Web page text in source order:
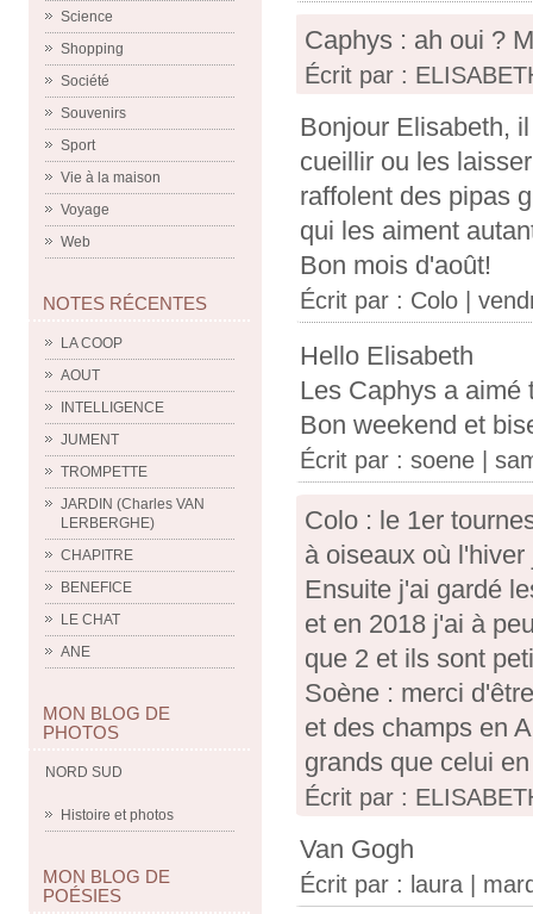
Science
Shopping
Société
Souvenirs
Sport
Vie à la maison
Voyage
Web
NOTES RÉCENTES
LA COOP
AOUT
INTELLIGENCE
JUMENT
TROMPETTE
JARDIN (Charles VAN
LERBERGHE)
CHAPITRE
BENEFICE
LE CHAT
ANE
MON BLOG DE
PHOTOS
NORD SUD
Histoire et photos
MON BLOG DE
POÉSIES
Caphys : ah oui ?
Écrit par :
Bonjour Elisabeth,
cueillir ou les
raffolent des pipas
qui les aiment
Bon mois d'août!
Écrit par : Colo |
Hello Elisabeth
Les Caphys a aimé
Bon weekend et
Écrit par : soene |
Colo : le 1er
à oiseaux où
Ensuite j'ai gardé
et en 2018 j'ai à
que 2 et ils sont
Soène : merci
et des champs en
grands que celui
Écrit par :
Van Gogh
Écrit par : laura |